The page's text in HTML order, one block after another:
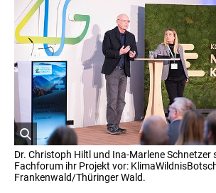
ö
f
f
Dr. Christoph Hiltl und Ina-Marlene Schnetzer
Fachforum ihr Projekt vor:
Frankenwald/Thüringer Wald.